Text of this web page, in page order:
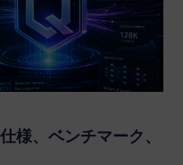
、ベンチマーク、